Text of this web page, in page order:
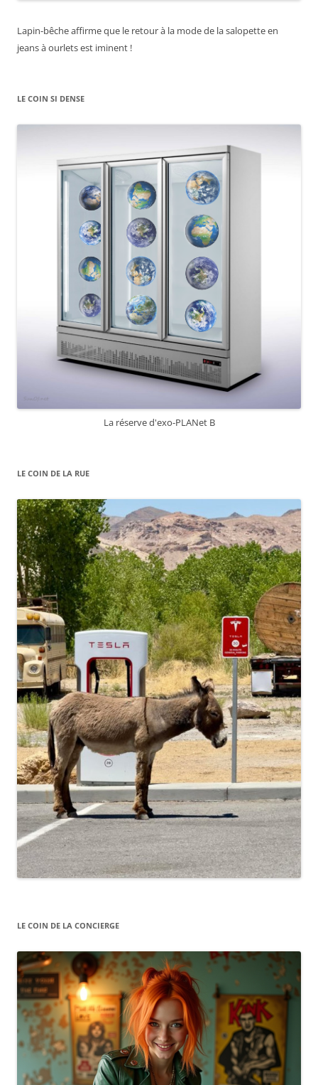
Lapin-bêche affirme que le retour à la mode de la salopette en
jeans à ourlets est iminent !
LE COIN SI DENSE
La réserve d'exo-PLANet B
LE COIN DE LA RUE
LE COIN DE LA CONCIERGE